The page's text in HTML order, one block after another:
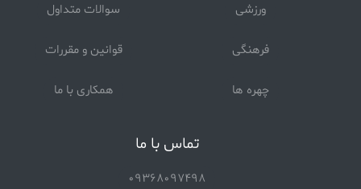
ورزشی
فرهنگی
چهره ها
سوالات متداول
قوانین و مقررات
همکاری با ما
تماس با ما
09368097498